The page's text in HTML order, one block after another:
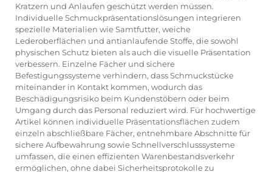
Kratzern und Anlaufen geschützt werden müssen.
Individuelle Schmuckpräsentationslösungen integrieren
spezielle Materialien wie Samtfutter, weiche
Lederoberflächen und antianlaufende Stoffe, die sowohl
physischen Schutz bieten als auch die visuelle Präsentation
verbessern. Einzelne Fächer und sichere
Befestigungssysteme verhindern, dass Schmuckstücke
miteinander in Kontakt kommen, wodurch das
Beschädigungsrisiko beim Kundenstöbern oder beim
Umgang durch das Personal reduziert wird. Für hochwertige
Artikel können individuelle Präsentationsflächen zudem
einzeln abschließbare Fächer, entnehmbare Abschnitte für
sichere Aufbewahrung sowie Schnellverschlusssysteme
umfassen, die einen effizienten Warenbestandsverkehr
ermöglichen, ohne dabei Sicherheitsprotokolle zu